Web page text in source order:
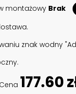
montażowy Brak
znak wodny
Cena 177.60